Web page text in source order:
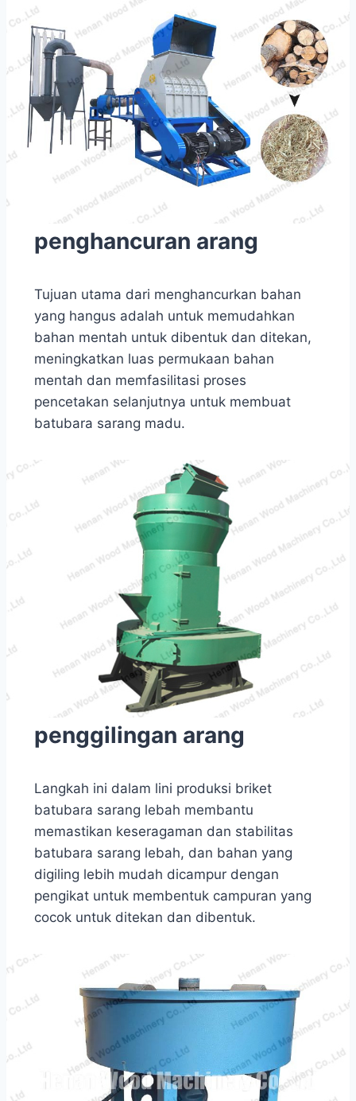
penghancuran arang
Tujuan utama dari menghancurkan bahan
yang hangus adalah untuk memudahkan
bahan mentah untuk dibentuk dan ditekan,
meningkatkan luas permukaan bahan
mentah dan memfasilitasi proses
pencetakan selanjutnya untuk membuat
batubara sarang madu.
penggilingan arang
Langkah ini dalam lini produksi briket
batubara sarang lebah membantu
memastikan keseragaman dan stabilitas
batubara sarang lebah, dan bahan yang
digiling lebih mudah dicampur dengan
pengikat untuk membentuk campuran yang
cocok untuk ditekan dan dibentuk.